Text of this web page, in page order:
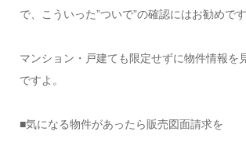
で、こういった”ついで”の確認にはお勧めです
マンション・戸建ても限定せずに物件情報を
ですよ。
■気になる物件があったら販売図面請求を